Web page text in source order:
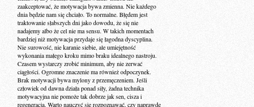
zaakceptować, że motywacja bywa zmienna. Nie każdego
dnia będzie nam się chciało. To normalne. Błędem jest
traktowanie słabszych dni jako dowodu, że się nie
nadajemy albo że cel nie ma sensu. W takich momentach
bardziej niż motywacja przydaje się łagodna dyscyplina.
Nie surowość, nie karanie siebie, ale umiejętność
wykonania małego kroku mimo braku idealnego nastroju.
Czasem wystarczy zrobić minimum, aby nie zerwać
ciągłości. Ogromne znaczenie ma również odpoczynek.
Brak motywacji bywa mylony z przemęczeniem. Jeśli
człowiek od dawna działa ponad siły, żadna technika
motywacyjna nie pomoże tak dobrze jak sen, cisza i
regeneracja. Warto nauczyć się rozpoznawać, czy naprawdę